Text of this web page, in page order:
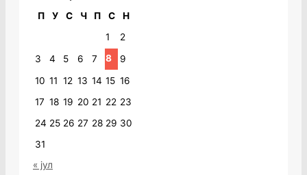
П
У С Ч П С
Н
1
2
3
4 5 6 7 8
9
10 11 12 13 14 15 16
17 18 19 20 21 22 23
24 25 26 27 28 29 30
31
« јул